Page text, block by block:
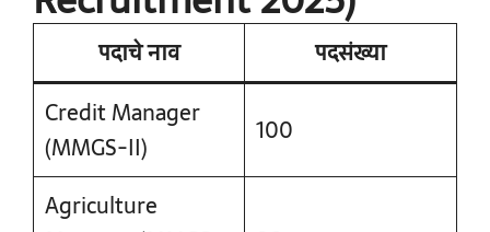
पदाचे नाव
पदसंख्या
Credit Manager
(MMGS-II)
100
Agriculture